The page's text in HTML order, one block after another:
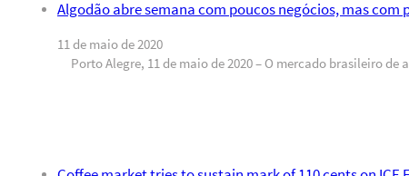
Algodão abre semana com poucos negócios, mas com
11 de maio de 2020
Porto Alegre, 11 de maio de 2020 – O mercado brasileiro